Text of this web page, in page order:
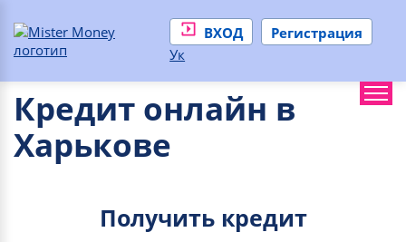
ВХОД
Регистрация
Ук
Кредит онлайн в
Харькове
Получить кредит